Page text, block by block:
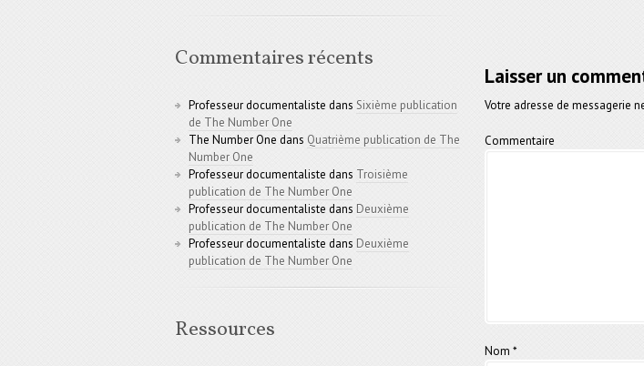
Laisser un
Votre adresse de messagerie
Commentaire
Nom *
Commentaires récents
Professeur documentaliste dans Sixième publication
de The Number One
The Number One dans Quatrième publication de The
Number One
Professeur documentaliste dans Troisième
publication de The Number One
Professeur documentaliste dans Deuxième
publication de The Number One
Professeur documentaliste dans Deuxième
publication de The Number One
Ressources